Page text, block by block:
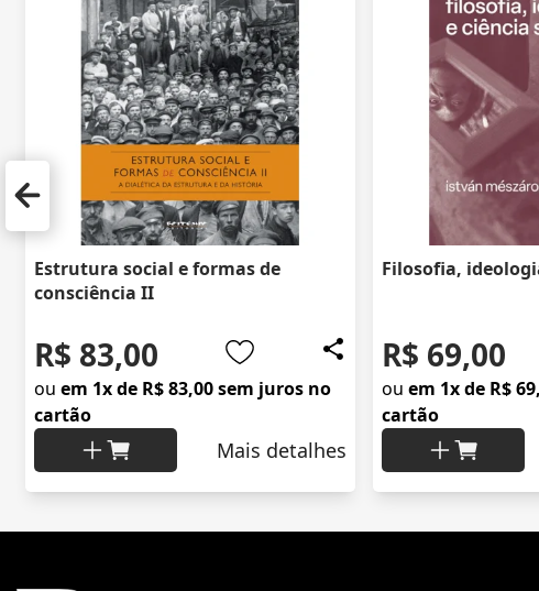
Estrutura social e formas de
consciência II
R$ 83,00
ou em 1x de R$ 83,00 sem juros no
cartão
Mais detalhes
Filosofia,
R$ 69,00
ou em 1x de R$
cartão